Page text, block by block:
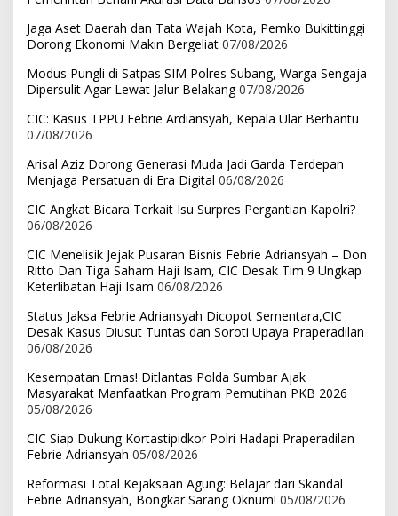
Jaga Aset Daerah dan Tata Wajah Kota, Pemko Bukittinggi
Dorong Ekonomi Makin Bergeliat 07/08/2026
Modus Pungli di Satpas SIM Polres Subang, Warga Sengaja
Dipersulit Agar Lewat Jalur Belakang 07/08/2026
CIC: Kasus TPPU Febrie Ardiansyah, Kepala Ular Berhantu
07/08/2026
Arisal Aziz Dorong Generasi Muda Jadi Garda Terdepan
Menjaga Persatuan di Era Digital 06/08/2026
CIC Angkat Bicara Terkait Isu Surpres Pergantian Kapolri?
06/08/2026
CIC Menelisik Jejak Pusaran Bisnis Febrie Adriansyah – Don
Ritto Dan Tiga Saham Haji Isam, CIC Desak Tim 9 Ungkap
Keterlibatan Haji Isam 06/08/2026
Status Jaksa Febrie Adriansyah Dicopot Sementara,CIC
Desak Kasus Diusut Tuntas dan Soroti Upaya Praperadilan
06/08/2026
Kesempatan Emas! Ditlantas Polda Sumbar Ajak
Masyarakat Manfaatkan Program Pemutihan PKB 2026
05/08/2026
CIC Siap Dukung Kortastipidkor Polri Hadapi Praperadilan
Febrie Adriansyah 05/08/2026
Reformasi Total Kejaksaan Agung: Belajar dari Skandal
Febrie Adriansyah, Bongkar Sarang Oknum! 05/08/2026